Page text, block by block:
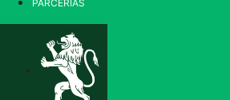
PARCERIAS